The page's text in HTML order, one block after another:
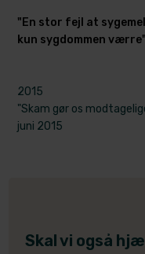
"En stor fejl at
kun sygdommen værre"
2015
"Skam gør os
juni 2015
Skal vi også